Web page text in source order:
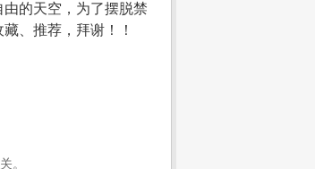
的天空，为了摆脱禁
推荐，拜谢！！
。